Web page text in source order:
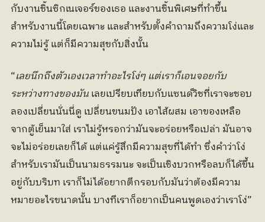
กับงานชิ้นซิกเนเจอร์ของเธอ และงานชิ้นพิเศษที่ทำขึ้น
สำหรับงานนี้โดยเฉพาะ และสำหรับตั้งคำถามถึงความโง่และ
ความไม่รู้ แต่ก็มีความสุขกับสิ่งนั้น
“เลยนึกถึงตัวเองเวลาทำอะไรโง่ๆ แต่เราก็เอนจอยกับ
ระหว่างทางของมัน เลยเปรียบเทียบกับแซนด์วิชที่เราจะชอบ
ลองเปลี่ยนนั่นนี่ดู เปลี่ยนขนมปัง เอาไส้ผสม เอาของเหลือ
จากตู้เย็นมาใส่ เราไม่รู้หรอกว่ามันจะอร่อยหรือเปล่า มันอาจ
จะไม่อร่อยเลยก็ได้ แต่แค่รู้สึกมีความสุขที่ได้ทำ ซึ่งคำว่าโง่
สำหรับเรามันเป็นนามธรรมนะ จะเป็นเชิงบวกหรือลบก็ได้ขึ้น
อยู่กับบริบท เราก็ไม่ได้อยากตีกรอบกับมันว่าต้องมีความ
หมายอะไรขนาดนั้น บางทีเราก็อยากเป็นคนพูดเองว่าเราโง่”